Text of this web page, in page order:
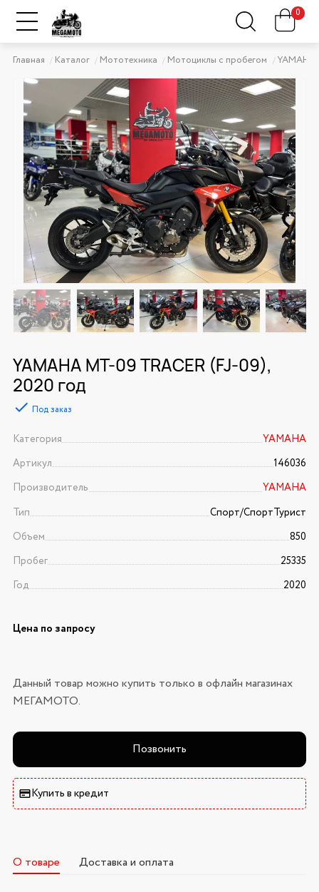
0
Главная Каталог Мототехника Мотоциклы с пробегом YAMAHA
YAMAHA MT-09 TRACER (FJ-09),
2020 год
Под заказ
Категория
YAMAHA
Артикул
146036
Производитель
YAMAHA
Тип
Спорт/CпортТурист
Объем
850
Пробег
25335
Год
2020
Цена по запросу
Данный товар можно купить только в офлайн магазинах
МЕГАМОТО.
Позвонить
Купить в кредит
О товаре Доставка и оплата